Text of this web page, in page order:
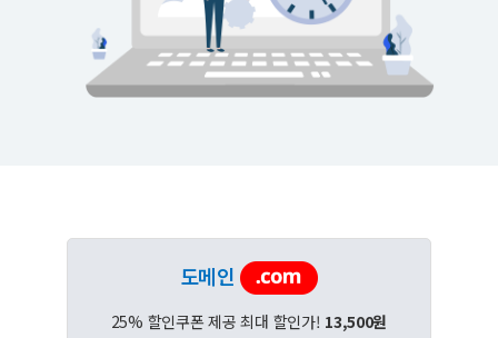
도메인
25% 할인쿠폰 제공 최대 할인가! 13,500원